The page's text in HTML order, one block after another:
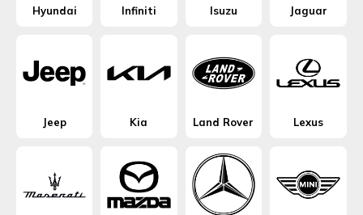
Hyundai Infiniti Isuzu Jaguar
Jeep Kia Land Rover Lexus